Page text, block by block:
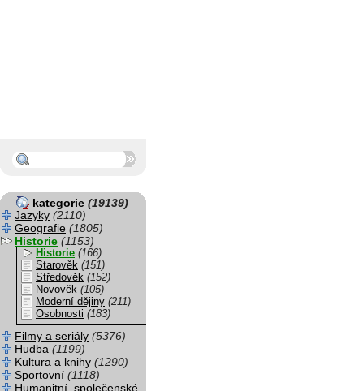
kategorie (19139)
Jazyky (2110)
Geografie (1805)
Historie (1153)
Historie (166)
Starověk (151)
Středověk (152)
Novověk (105)
Moderní dějiny (211)
Osobnosti (183)
Filmy a seriály (5376)
Hudba (1199)
Kultura a knihy (1290)
Sportovní (1118)
Humanitní, společenské